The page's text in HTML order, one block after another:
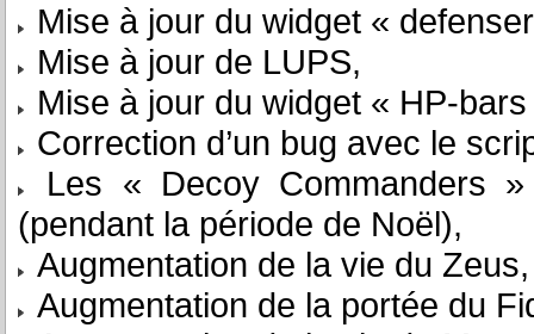
Mise à jour du widget «
Mise à jour de LUPS,
Mise à jour du widget « HP-
Correction d’un bug avec le
Les « Decoy Commanders
(pendant la période de Noël),
Augmentation de la vie du Zeus,
Augmentation de la portée du